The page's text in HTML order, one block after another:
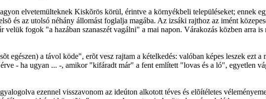
elvetemülteknek Kiskõrös körül, érintve a környékbeli településeket; ennek
és az utolsó néhány állomást foglalja magába. Az izsáki rajthoz az imént
fogok "a hazában szanaszét vagálni" a mai napon. Várakozás közben arra
egészen) a távol köde", erõt vesz rajtam a kételkedés: valóban képes leszek ezt
- ha ugyan ... -, amikor "kifáradt már" a fent említett "lovas és a ló", egyetlen
ezennel visszavonom az ideúton alkotott téves és elõítéletes